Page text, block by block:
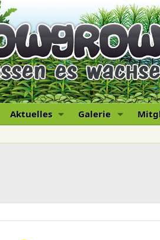
Aktuelles Galerie